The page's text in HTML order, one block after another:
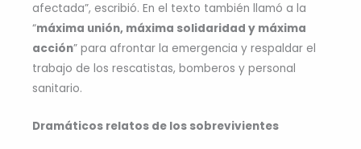
afectada”, escribió. En el texto también llamó a la
“máxima unión, máxima solidaridad y máxima
acción” para afrontar la emergencia y respaldar el
trabajo de los rescatistas, bomberos y personal
sanitario.
Dramáticos relatos de los sobrevivientes